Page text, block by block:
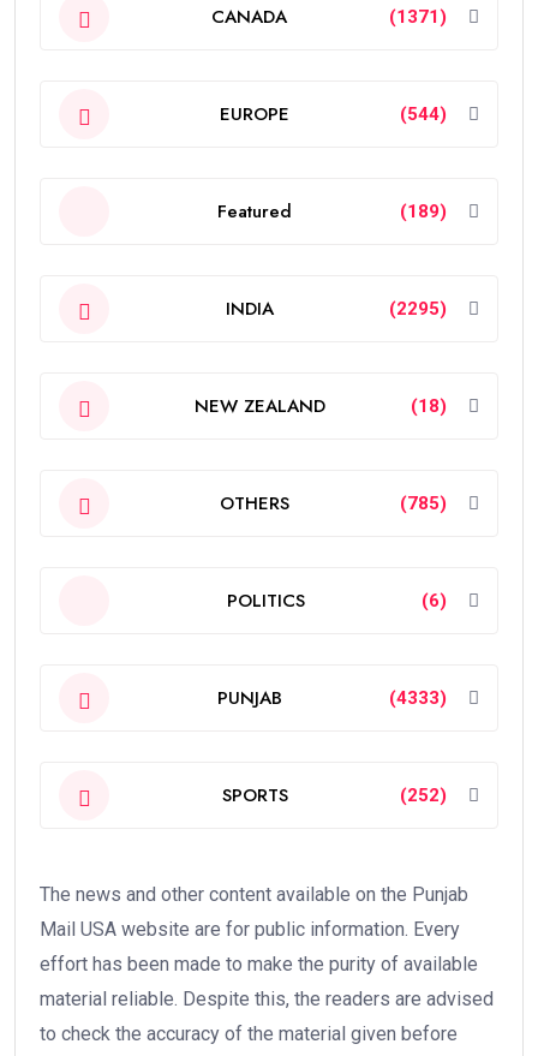
CANADA (1371)
EUROPE (544)
Featured (189)
INDIA (2295)
NEW ZEALAND (18)
OTHERS (785)
POLITICS (6)
PUNJAB (4333)
SPORTS (252)
The news and other content available on the Punjab
Mail USA website are for public information. Every
effort has been made to make the purity of available
material reliable. Despite this, the readers are advised
to check the accuracy of the material given before